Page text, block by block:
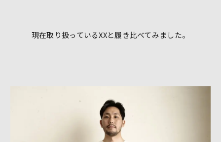
現在取り扱っているXXと履き比べてみました。